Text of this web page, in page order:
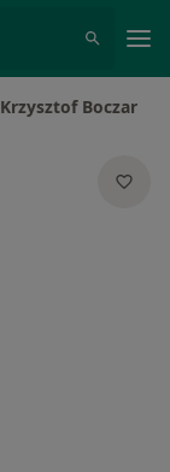
Krzysztof Boczar